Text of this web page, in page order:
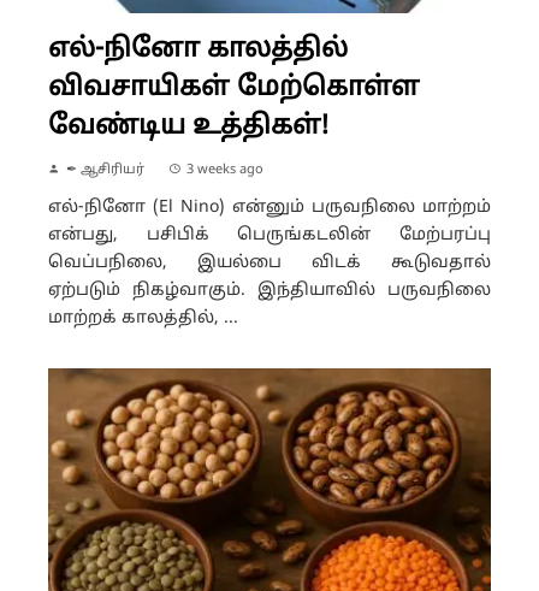
எல்-நினோ காலத்தில்
விவசாயிகள் மேற்கொள்ள
வேண்டிய உத்திகள்!
✒ ஆசிரியர் 3 weeks ago
எல்-நினோ (El Nino) என்னும் பருவநிலை மாற்றம்
என்பது, பசிபிக் பெருங்கடலின் மேற்பரப்பு
வெப்பநிலை, இயல்பை விடக் கூடுவதால்
ஏற்படும் நிகழ்வாகும். இந்தியாவில் பருவநிலை
மாற்றக் காலத்தில், ...